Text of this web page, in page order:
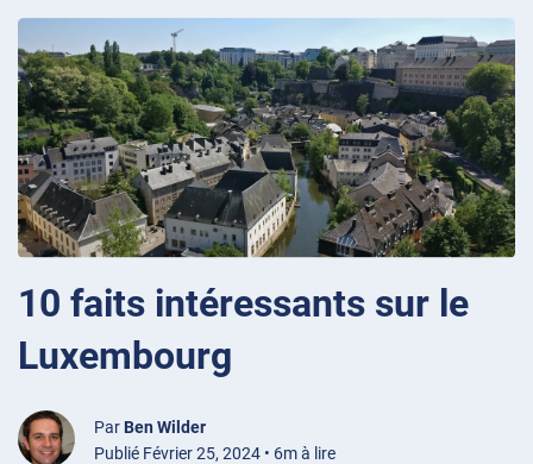
10 faits intéressants sur le
Luxembourg
Par Ben Wilder
Publié Février 25, 2024 • 6m à lire